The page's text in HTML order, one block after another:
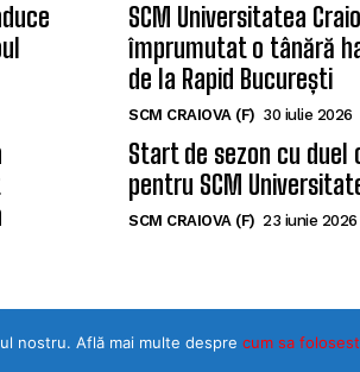
SCM Universitatea
împrumutat o tânără
de la Rapid București
SCM CRAIOVA (F) 30 iulie 2026
Start de sezon cu duel
pentru SCM
SCM CRAIOVA (F) 23 iunie 2026
rezervate SPORTULDOLJEAN.RO
nostru. Află mai multe despre cum sa